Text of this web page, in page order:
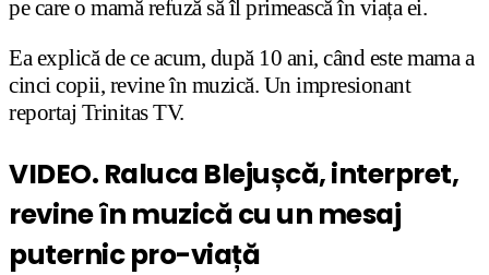
pe care o mamă refuză să îl primească în viața ei.
Ea explică de ce acum, după 10 ani, când este mama a
cinci copii, revine în muzică. Un impresionant
reportaj Trinitas TV.
VIDEO. Raluca Blejușcă, interpret,
revine în muzică cu un mesaj
puternic pro-viață